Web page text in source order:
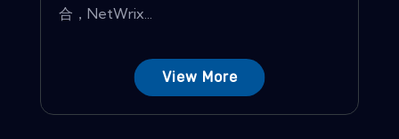
合，NetWrix...
View More